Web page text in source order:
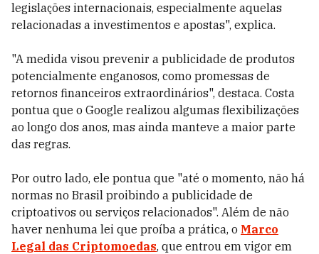
legislações internacionais, especialmente aquelas
relacionadas a investimentos e apostas", explica.
"A medida visou prevenir a publicidade de produtos
potencialmente enganosos, como promessas de
retornos financeiros extraordinários", destaca. Costa
pontua que o Google realizou algumas flexibilizações
ao longo dos anos, mas ainda manteve a maior parte
das regras.
Por outro lado, ele pontua que "até o momento, não há
normas no Brasil proibindo a publicidade de
criptoativos ou serviços relacionados". Além de não
haver nenhuma lei que proíba a prática, o Marco
Legal das Criptomoedas, que entrou em vigor em